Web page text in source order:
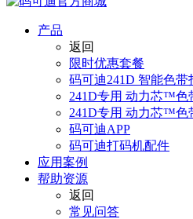
产品
返回
限时优惠套餐
码可迪241D 智能色带
241D专用 动力芯™色
241D专用 动力芯™色
码可迪APP
码可迪打码机配件
应用案例
帮助资源
返回
常见问答